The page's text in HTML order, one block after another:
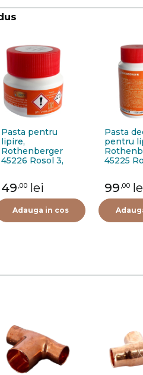
Pasta pentru
lipire,
Rothenberger
45226 Rosol 3,
49 ,00 lei
Adauga in cos
Pasta
pentru
45225
99 ,00